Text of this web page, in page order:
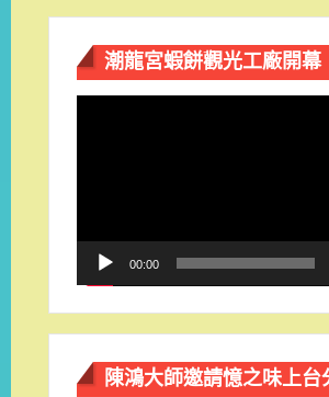
潮龍宮蝦餅觀光工廠開幕
00:00
陳鴻大師邀請憶之味上台